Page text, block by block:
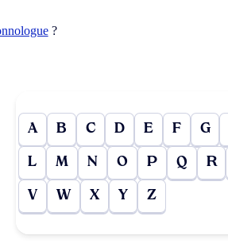
?
A B C D E F G
L M N O P Q R
V W X Y Z